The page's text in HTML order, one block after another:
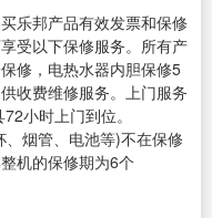
邦产品有效发票和保修
受以下保修服务。所有产
修，电热水器内胆保修5
收费维修服务。上门服务
72小时上门到位。
烟管、电池等)不在保修
机的保修期为6个